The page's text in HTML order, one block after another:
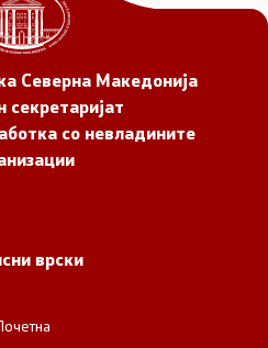
Северна Македонија
секретаријат
со невладините
врски